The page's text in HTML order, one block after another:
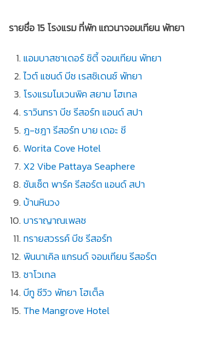
รายชื่อ 15 โรงแรม ที่พัก แถวนาจอมเทียน พัทยา
แอมบาสซาเดอร์ ซิตี้ จอมเทียน พัทยา
ไวต์ แซนด์ บีช เรสซิเดนซ์ พัทยา
โรงแรมโมเวนพิค สยาม โฮเทล
ราวินทรา บีช รีสอร์ท แอนด์ สปา
ฎ-ชฎา รีสอร์ท บาย เดอะ ซี
Worita Cove Hotel
X2 Vibe Pattaya Seaphere
ซันเซ็ต พาร์ค รีสอร์ต แอนด์ สปา
บ้านหินวง
บาราญาณเพลซ
ทรายสวรรค์ บีช รีสอร์ท
พินนาเคิล แกรนด์ จอมเทียน รีสอร์ต
ซาโวเทล
บีทู ซีวิว พัทยา โฮเต็ล
The Mangrove Hotel